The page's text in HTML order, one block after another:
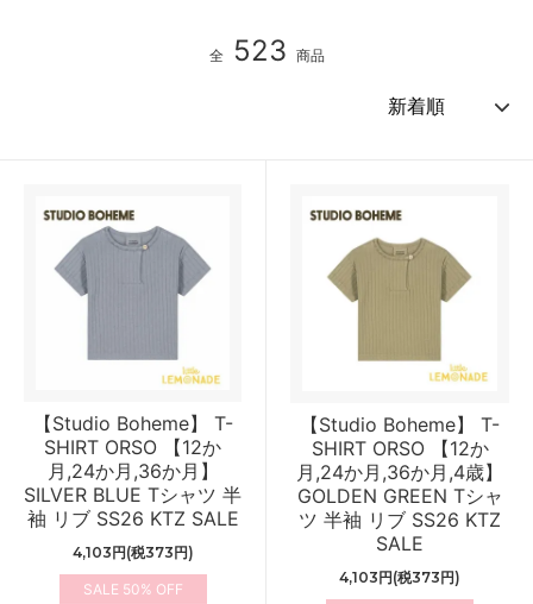
全 523 商品
【Studio Boheme】 T-
SHIRT ORSO 【12か
月,24か月,36か月】
SILVER BLUE Tシャツ 半
袖 リブ SS26 KTZ SALE
4,103円(税373円)
50%
【Studio Boheme】 T-
SHIRT ORSO 【12か
月,24か月,36か月,4歳】
GOLDEN GREEN Tシャ
ツ 半袖 リブ SS26 KTZ
SALE
4,103円(税373円)